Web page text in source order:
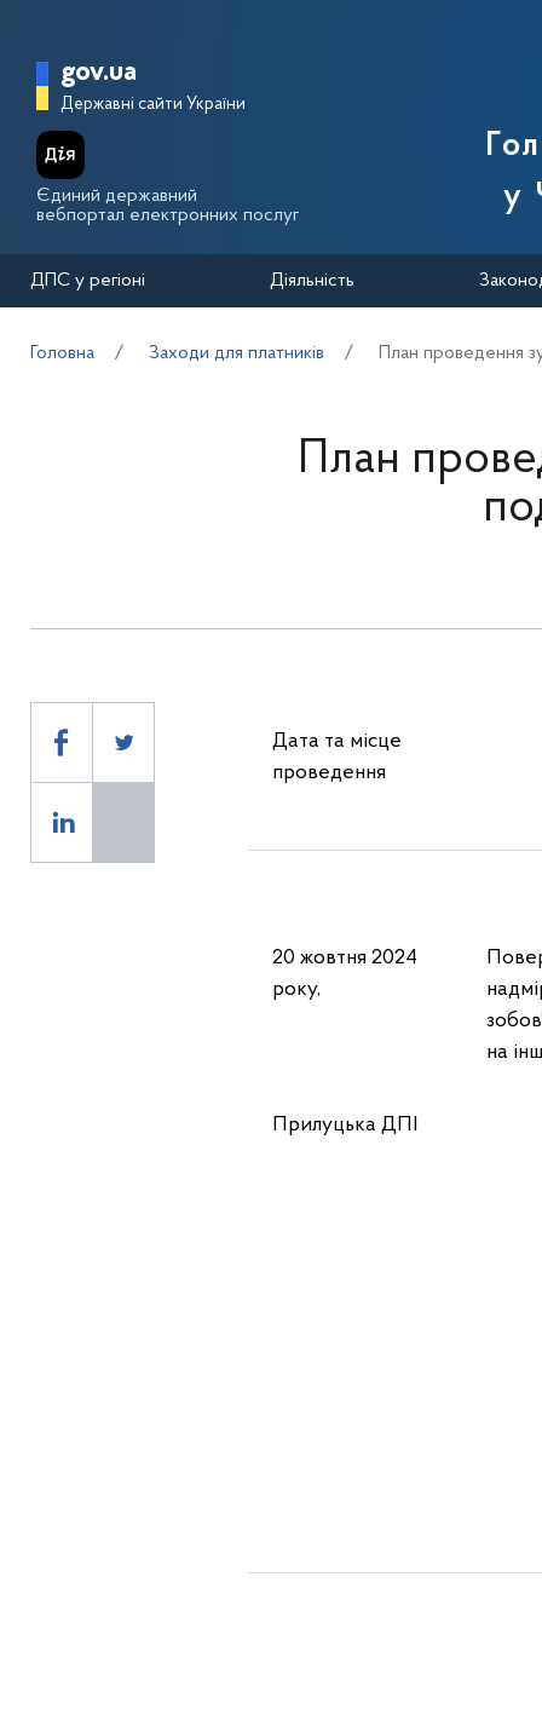
Головна сторінка Державної
gov.ua
Державні сайти України
Єдиний державний
вебпортал електронних послуг
у
ДПС у регіоні Діяльність
Головна Заходи для платників План проведення
План
Дата та місце
проведення
20 жовтня 2024
року,
Прилуцька ДПІ
на